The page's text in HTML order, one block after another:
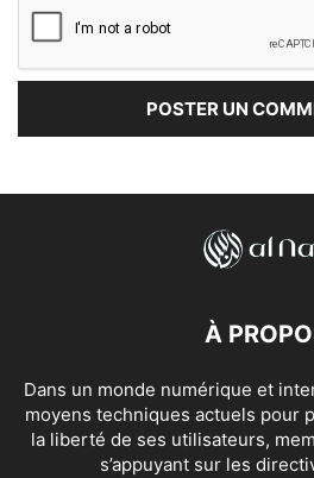
À
Dans un monde numérique et
moyens techniques actuels pour
la liberté de ses utilisateurs,
s’appuyant sur les